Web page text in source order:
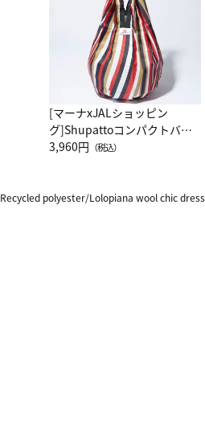
[マーナxJALショッピン
グ]Shupattoコンパクトバッ
グ Drop JAL客室乗務員
3,960円 （税込）
Recycled polyester/Lolopiana wool chic dress